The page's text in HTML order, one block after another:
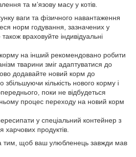
та м’язову масу у котів.
ваги та фізичного навантаження
норм годування, зазначених у
враховуйте індивідуальні
на інший рекомендовано робити
тварини зміг адаптуватися до
додавайте новий корм до
кількість нового корму і
поки не відбудеться
процес переходу на новий корм
у спеціальний контейнер з
харчових продуктів.
тим, щоб ваш улюбленець завжди мав